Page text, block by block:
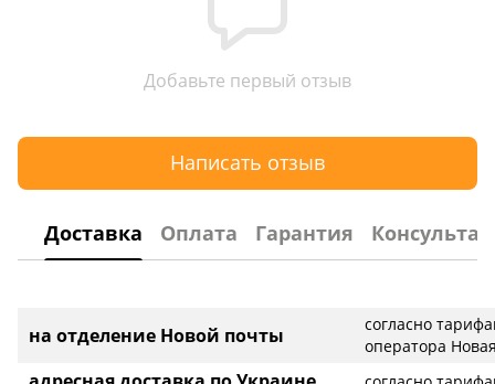
Добавьте первый отзыв
Написать отзыв
Доставка Оплата Гарантия
на отделение Новой почты
согласно
оператора